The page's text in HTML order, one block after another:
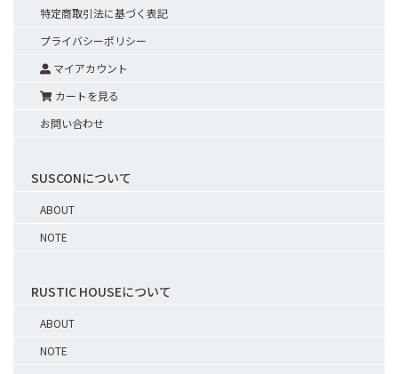
特定商取引法に基づく表記
プライバシーポリシー
マイアカウント
カートを見る
お問い合わせ
SUSCONについて
ABOUT
NOTE
RUSTIC HOUSEについて
ABOUT
NOTE